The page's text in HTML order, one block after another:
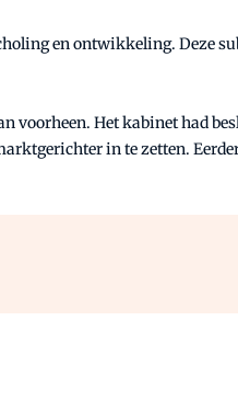
en ontwikkeling. Deze
Het kabinet had
in te zetten.